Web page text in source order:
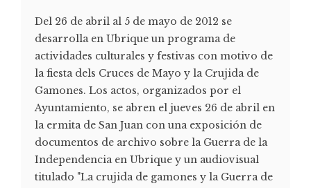
Del 26 de abril al 5 de mayo de 2012 se
desarrolla en Ubrique un programa de
actividades culturales y festivas con motivo de
la fiesta dels Cruces de Mayo y la Crujida de
Gamones. Los actos, organizados por el
Ayuntamiento, se abren el jueves 26 de abril en
la ermita de San Juan con una exposición de
documentos de archivo sobre la Guerra de la
Independencia en Ubrique y un audiovisual
titulado "La crujida de gamones y la Guerra de